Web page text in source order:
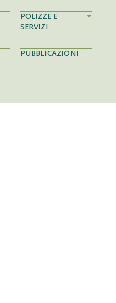
POLIZZE E
SERVIZI
PUBBLICAZIONI